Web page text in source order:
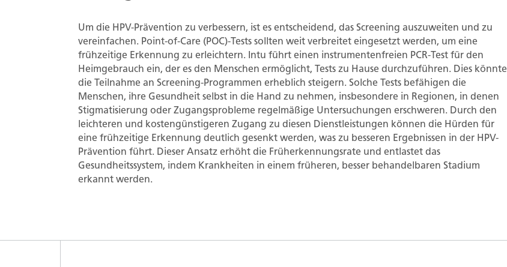
Um die HPV-Prävention zu verbessern, ist es entscheidend, das Screening auszuweiten und zu
vereinfachen. Point-of-Care (POC)-Tests sollten weit verbreitet eingesetzt werden, um eine
frühzeitige Erkennung zu erleichtern. Intu führt einen instrumentenfreien PCR-Test für den
Heimgebrauch ein, der es den Menschen ermöglicht, Tests zu Hause durchzuführen. Dies könnte
die Teilnahme an Screening-Programmen erheblich steigern. Solche Tests befähigen die
Menschen, ihre Gesundheit selbst in die Hand zu nehmen, insbesondere in Regionen, in denen
Stigmatisierung oder Zugangsprobleme regelmäßige Untersuchungen erschweren. Durch den
leichteren und kostengünstigeren Zugang zu diesen Dienstleistungen können die Hürden für
eine frühzeitige Erkennung deutlich gesenkt werden, was zu besseren Ergebnissen in der HPV-
Prävention führt. Dieser Ansatz erhöht die Früherkennungsrate und entlastet das
Gesundheitssystem, indem Krankheiten in einem früheren, besser behandelbaren Stadium
erkannt werden.